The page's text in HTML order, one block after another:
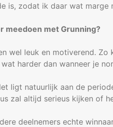
is, zodat ik daar wat marge
meedoen met Grunning?
wel leuk en motiverend. Zo
harder dan wanneer je
ligt natuurlijk aan de
zal altijd serieus kijken of
deelnemers echte